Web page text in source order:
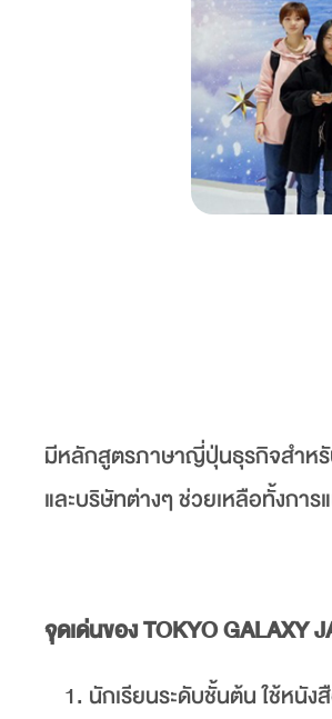
มีหลักสูตรภาษาญี่ปุ่นธุรกิจสำหรั
และบริษัทต่างๆ ช่วยเหลือทั้งกา
จุดเด่นของ TOKYO GALAXY
นักเรียนระดับชั้นต้น ใช้หนัง